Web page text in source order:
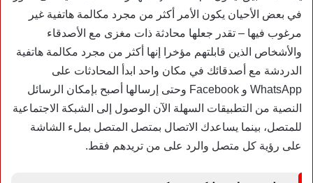
في بعض الأحيان يكون الأمر أكثر من مجرد مكالمة هاتفية غير
مرغوب فيها – تقدر جعلها محادثة ذات مغزى مع الأصدقاء
والأشخاص الذين قابلتهم مؤخرا إنها أكثر من مجرد مكالمة هاتفية
الدردشة مع أصدقائك في مكان واحد ابدأ المحادثات على
WhatsApp و Facebook وحتى إرسالها أصبح بإمكان الرسائل
النصية من التطبيقات السهلة الآن الوصول إلى الشبكة الاجتماعية
للمتصل، بينما يساعدك الاتصال بمتصل المتصل بملء الشاشة
على رؤية كل متصل والرد على من تريدهم فقط.